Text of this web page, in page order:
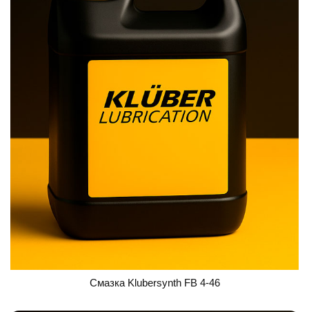
Смазка Klubersynth FB 4-46